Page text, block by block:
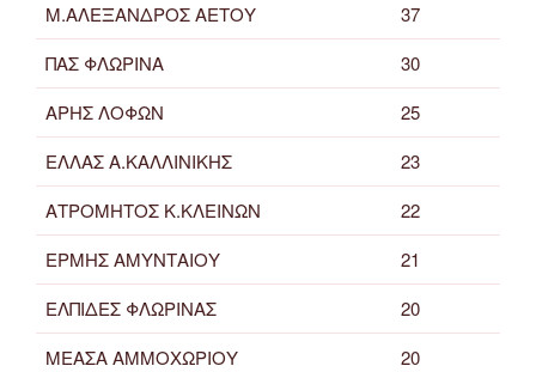
Μ.ΑΛΕΞΑΝΔΡΟΣ ΑΕΤΟΥ
37
ΠΑΣ ΦΛΩΡΙΝΑ
30
ΑΡΗΣ ΛΟΦΩΝ
25
ΕΛΛΑΣ Α.ΚΑΛΛΙΝΙΚΗΣ
23
ΑΤΡΟΜΗΤΟΣ Κ.ΚΛΕΙΝΩΝ
22
ΕΡΜΗΣ ΑΜΥΝΤΑΙΟΥ
21
ΕΛΠΙΔΕΣ ΦΛΩΡΙΝΑΣ
20
ΜΕΑΣΑ ΑΜΜΟΧΩΡΙΟΥ
20